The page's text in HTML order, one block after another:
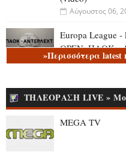
Αύγουστος 06,
Europa League -
OΡΕΝ: ΠΑΟΚ -
(6/8, 20:45)
Ευρυδίκη
Γρηγόρη
«Oνειρευόμουν
»Περισσότερα latest
ΤΗΛΕΟΡΑΣΗ LIVE »
MEGA TV